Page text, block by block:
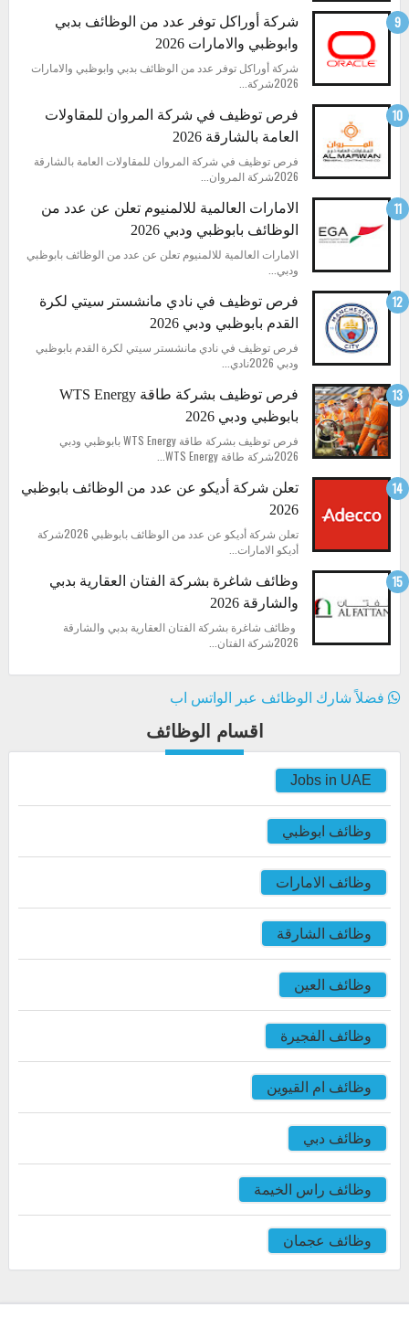
شركة أوراكل توفر عدد من الوظائف بدبي
وابوظبي والامارات 2026
شركة أوراكل توفر عدد من الوظائف بدبي وابوظبي والامارات
2026شركة...
فرص توظيف في شركة المروان للمقاولات
العامة بالشارقة 2026
فرص توظيف في شركة المروان للمقاولات العامة بالشارقة
2026شركة المروان...
الامارات العالمية للالمنيوم تعلن عن عدد من
الوظائف بابوظبي ودبي 2026
الامارات العالمية للالمنيوم تعلن عن عدد من الوظائف بابوظبي
ودبي...
فرص توظيف في نادي مانشستر سيتي لكرة
القدم بابوظبي ودبي 2026
فرص توظيف في نادي مانشستر سيتي لكرة القدم بابوظبي
ودبي 2026نادي...
فرص توظيف بشركة طاقة WTS Energy
بابوظبي ودبي 2026
فرص توظيف بشركة طاقة WTS Energy بابوظبي ودبي
2026شركة طاقة WTS Energy...
تعلن شركة أديكو عن عدد من الوظائف بابوظبي
2026
تعلن شركة أديكو عن عدد من الوظائف بابوظبي 2026شركة
أديكو الامارات...
وظائف شاغرة بشركة الفتان العقارية بدبي
والشارقة 2026
وظائف شاغرة بشركة الفتان العقارية بدبي والشارقة
2026شركة الفتان...
فضلاً شارك الوظائف عبر الواتس اب
اقسام الوظائف
Jobs in UAE
وظائف ابوظبي
وظائف الامارات
وظائف الشارقة
وظائف العين
وظائف الفجيرة
وظائف ام القيوين
وظائف دبي
وظائف راس الخيمة
وظائف عجمان